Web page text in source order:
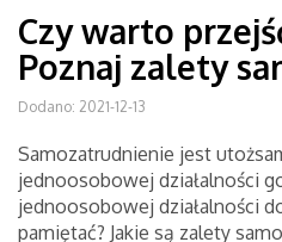
Czy warto
Poznaj zalety
Dodano: 2021-12-13
Samozatrudnienie jest
jednoosobowej działalności
jednoosobowej działalności
pamiętać? Jakie są zalety